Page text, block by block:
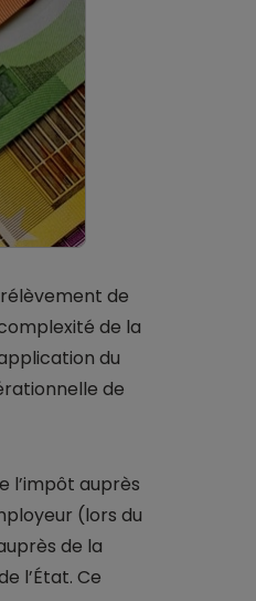
de
de la
du
de
l’impôt auprès
(lors du
de la
l’État. Ce